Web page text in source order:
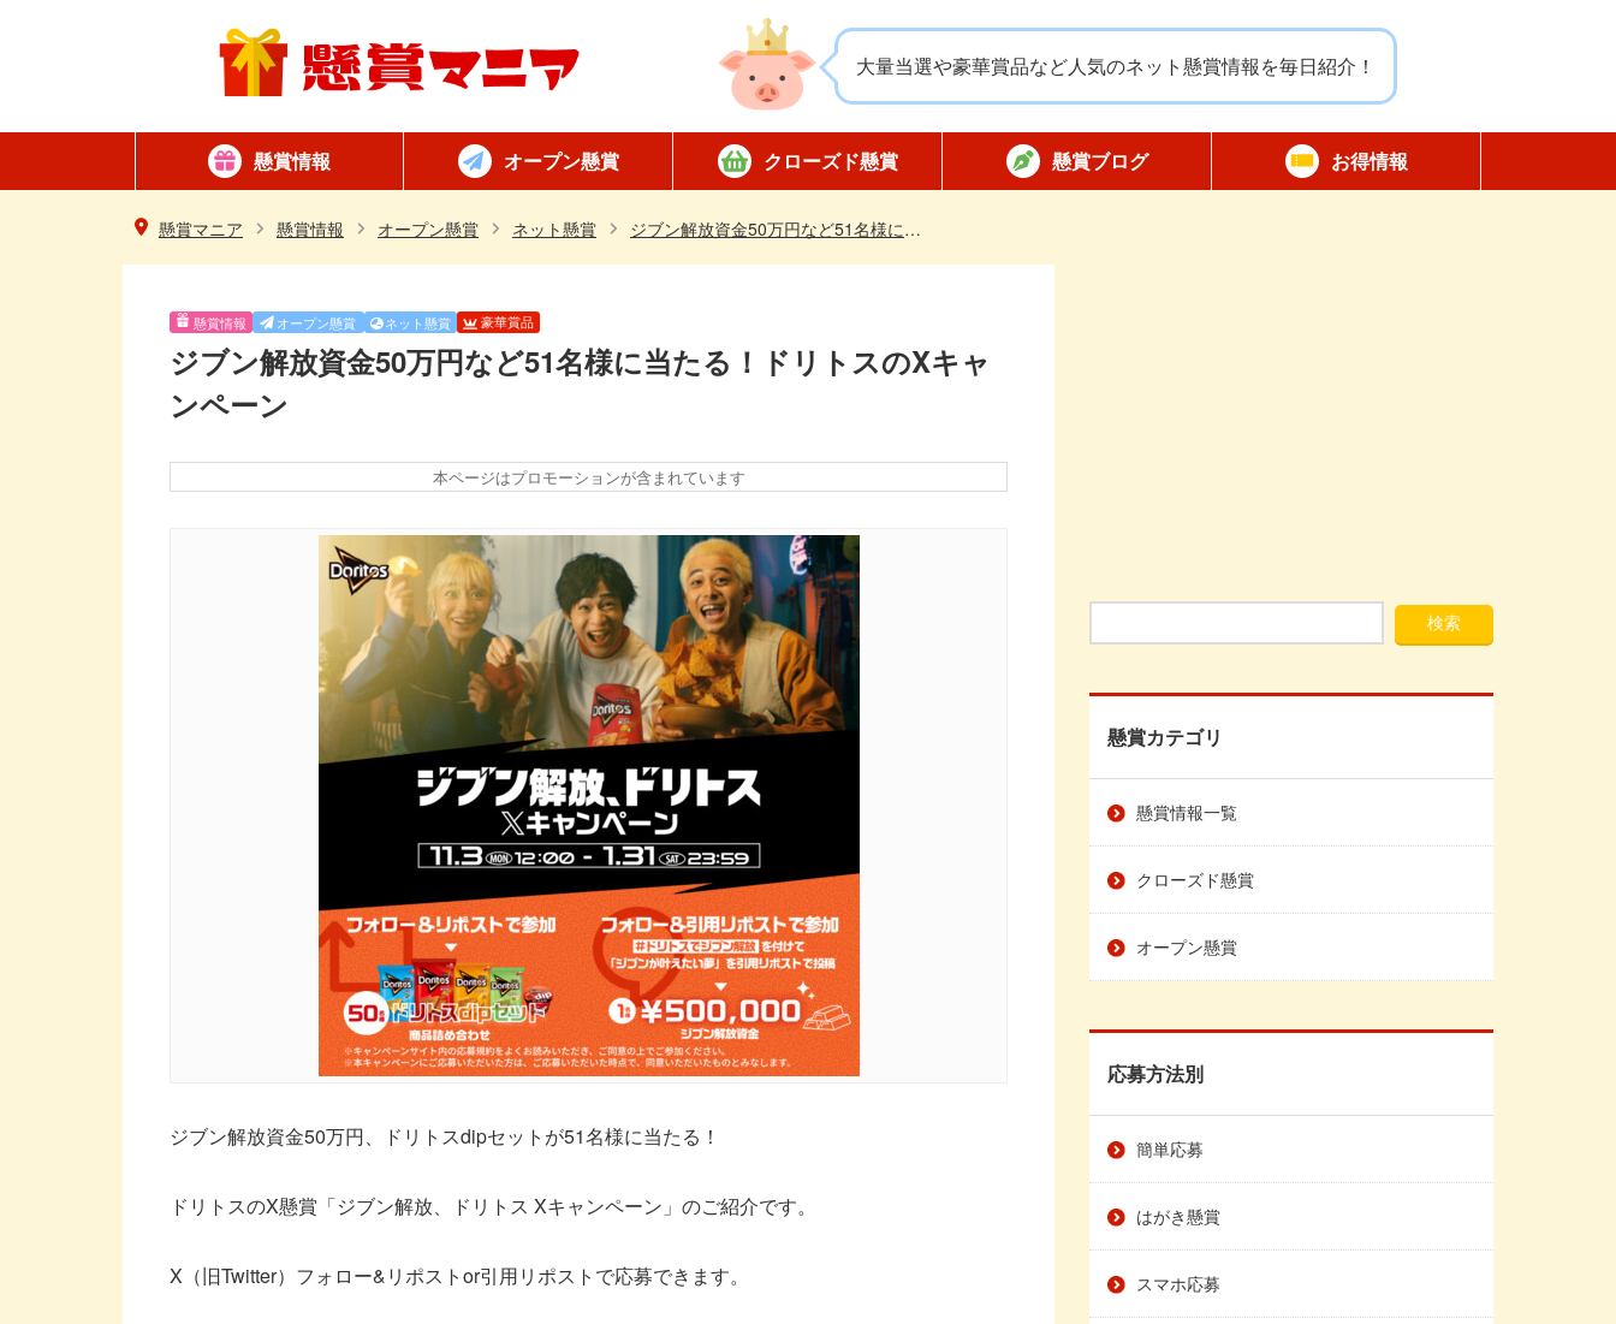
大量当選や豪華賞品など人気のネット懸賞情報を毎日紹介！
懸賞情報
ネット懸賞
はがき懸賞
懸賞カテゴリ一覧
オープン懸賞
簡単応募
毎日応募
クローズド懸賞
全国版懸賞
対象店舗限定
懸賞ハガキ
懸賞ブログ お得情報
懸賞マニア 懸賞情報 オープン懸賞 ネット懸賞 ジブン解放資金50万円など51名様に当たる！ドリトスのXキャンペーン
懸賞情報 オープン懸賞 ネット懸賞 豪華賞品
ジブン解放資金50万円など51名様に当たる！ドリトスのXキャ
ンペーン
本ページはプロモーションが含まれています
ジブン解放資金50万円、ドリトスdipセットが51名様に当たる！
ドリトスのX懸賞「ジブン解放、ドリトス Xキャンペーン」のご紹介です。
X（旧Twitter）フォロー&リポストor引用リポストで応募できます。
懸賞カテゴリ
懸賞情報一覧
クローズド懸賞
オープン懸賞
応募方法別
簡単応募
はがき懸賞
スマホ応募